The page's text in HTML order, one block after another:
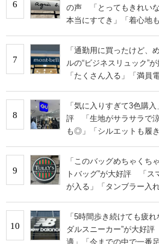
6
の声 「とってもきれい
本当にすてき」「着心地
7
「通勤用に買ったけど
ルの“ビジネスリュック”
「たくさん入る」「満員
8
「気に入りすぎて3色購
評 「生地がサラサラで
も◎」「シルエットも履
9
「このバッグめちゃく
トバッグ”が大好評 「ス
が入る」「タンブラー入
10
「5時間歩き続けても疲
ダルスニーカー”が大好
適」「今までの中で一番